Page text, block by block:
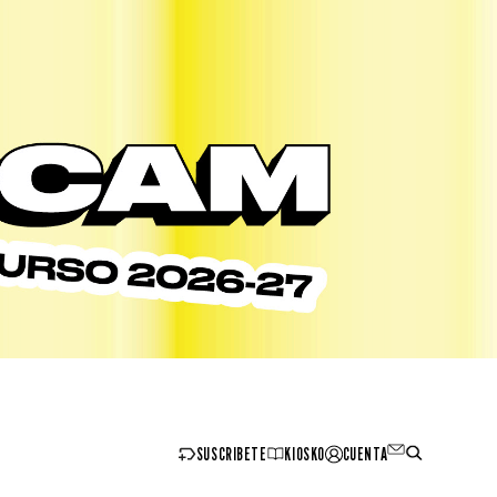
SUSCRIBETE KIOSKO CUENTA